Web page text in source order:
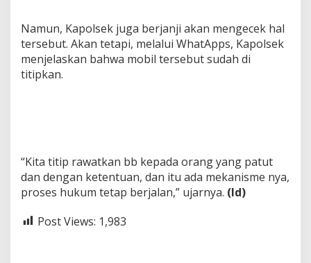
Namun, Kapolsek juga berjanji akan mengecek hal
tersebut. Akan tetapi, melalui WhatApps, Kapolsek
menjelaskan bahwa mobil tersebut sudah di
titipkan.
“Kita titip rawatkan bb kepada orang yang patut
dan dengan ketentuan, dan itu ada mekanisme nya,
proses hukum tetap berjalan,” ujarnya. (ld)
Post Views: 1,983